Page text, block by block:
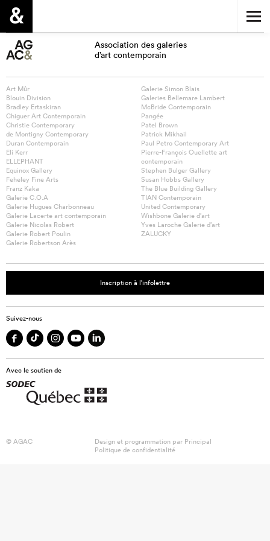
Association des galeries
d’art contemporain
Art Mûr
Blouin Division
Bradley Ertaskiran
Chiguer Art Contemporain
Christie Contemporary
de Montigny Contemporary
Duran Contemporain
Eli Kerr
ELLEPHANT
Equinox Gallery
Feheley Fine Arts
Franz Kaka
Galerie C.O.A
Galerie Hugues Charbonneau
Galerie Lacerte art contemporain
Galerie Nicolas Robert
Galerie Robert Poulin
Galerie Robertson Arès
Galerie Simon Blais
Galeries Bellemare Lambert
McBride Contemporain
Pangée
Patel Brown
Patrick Mikhail
Paul Petro Contemporary Art
Pierre-François Ouellette art
contemporain
Stephen Bulger Gallery
Susan Hobbs Gallery
The Blue Building Gallery
TIAN Contemporain
United Contemporary
Wishbone Galerie d’art
Yves Laroche Galerie d’art
ZALUCKY
Inscription à l’infolettre
Suivez-nous
Avec le soutien de
© AGAC Design et programmation par Principal
Politique de confidentialité